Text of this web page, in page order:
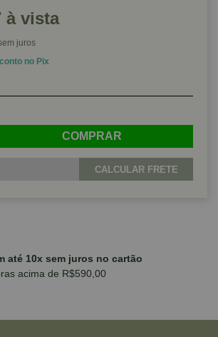
à vista
juros
no Pix
COMPRAR
CALCULAR FRETE
até 10x sem juros no cartão
acima de R$590,00